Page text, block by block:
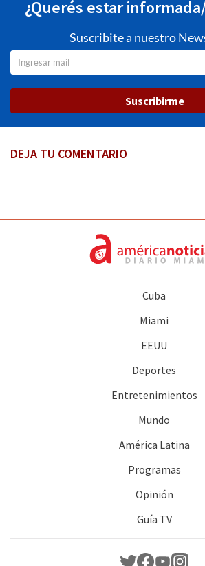
¿Querés estar
Suscribite a nuestro
Suscribirme
DEJA TU COMENTARIO
Cuba
Miami
EEUU
Deportes
Entretenimientos
Mundo
América Latina
Programas
Opinión
Guía TV